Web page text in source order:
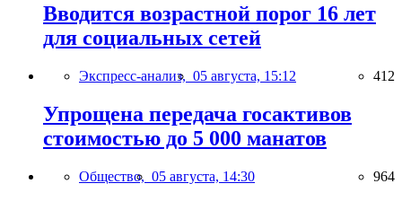
Вводится возрастной порог 16 лет
для социальных сетей
Экспресс-анализ, 05 августа, 15:12 412
Упрощена передача госактивов
стоимостью до 5 000 манатов
Общество, 05 августа, 14:30 964